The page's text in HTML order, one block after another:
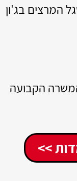
המרצים בג'ון
הקבועה
>>